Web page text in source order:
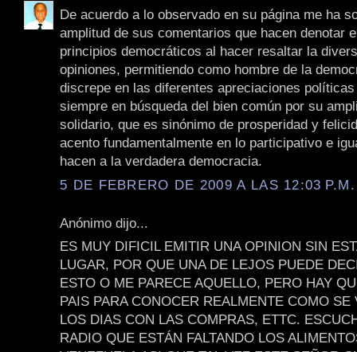
De acuerdo a lo observado en su página me ha
amplitud de sus comentarios que hacen denotar
principios democráticos al hacer resaltar la
opiniones, permitiendo como hombre de la
discrepe en las diferentes apreciaciones
siempre en búsqueda del bien común por su
solidario, que es sinónimo de prosperidad y
acento fundamentalmente en lo participativo e
hacen a la verdadera democracia.
5 DE FEBRERO DE 2009 A LAS 12:03 P.M.
Anónimo dijo...
ES MUY DIFICIL EMITIR UNA OPINION SIN
LUGAR, POR QUE UNA DE LEJOS PUEDE
ESTO O ME PARECE AQUELLO, PERO HAY
PAIS PARA CONOCER REALMENTE COMO SE
LOS DIAS CON LAS COMPRAS, ETTC.
RADIO QUE ESTÁN FALTANDO LOS